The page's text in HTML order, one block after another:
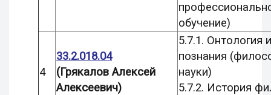
обучение)
4
33.2.018.04
(Грякалов Алексей
Алексеевич)
5.7.1. Онтология
познания
науки)
5.7.2. История